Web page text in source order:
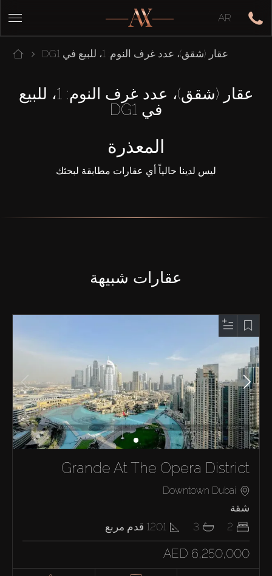
AR
عقار (شقق)، عدد غرف النوم: 1، للبيع في DG1
عقار (شقق)، عدد غرف النوم: 1، للبيع
في DG1
المعذرة
ليس لدينا حالياً أي عقارات مطابقة لبحثك
عقارات شبيهة
Grande At The Opera District
Downtown Dubai
شقة
2
3
1201 قدم مربع
AED 6,250,000